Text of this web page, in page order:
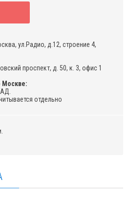
ул.Радио, д.12, строение 4,
проспект, д. 50, к. 3, офис 1
Москве:
отдельно